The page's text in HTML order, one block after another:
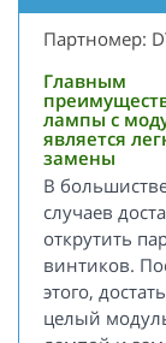
Партномер:
Главным
лампы с
является
замены
В
случаев
открутить
винтиков.
этого, достать
целый